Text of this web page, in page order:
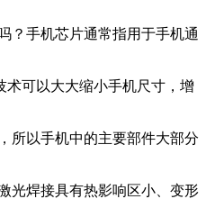
？手机芯片通常指用于手机通
可以大大缩小手机尺寸，增
所以手机中的主要部件大部分
光焊接具有热影响区小、变形